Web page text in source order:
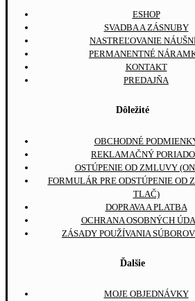
ESHOP
SVADBA A ZÁSNUBY
NASTREĽOVANIE
PERMANENTNÉ
KONTAKT
PREDAJŇA
Dôležité
OBCHODNÉ
REKLAMAČNÝ
OSTÚPENIE OD ZMLUVY
FORMULÁR PRE ODSTÚPENIE OD
TLAČ)
DOPRAVA A PLATBA
OCHRANA OSOBNÝCH
ZÁSADY POUŽÍVANIA
Ďalšie
MOJE OBJEDNÁVKY